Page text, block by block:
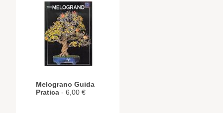
Melograno Guida
Pratica - 6,00 €